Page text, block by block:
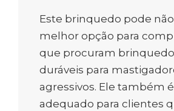
Este brinquedo pode não
melhor opção para
que procuram
duráveis para
agressivos. Ele também
adequado para clientes